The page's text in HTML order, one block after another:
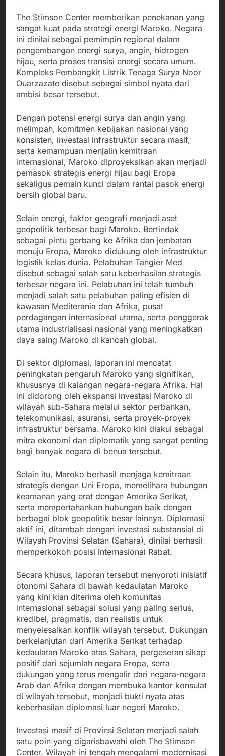
The Stimson Center memberikan penekanan yang
sangat kuat pada strategi energi Maroko. Negara
ini dinilai sebagai pemimpin regional dalam
pengembangan energi surya, angin, hidrogen
hijau, serta proses transisi energi secara umum.
Kompleks Pembangkit Listrik Tenaga Surya Noor
Ouarzazate disebut sebagai simbol nyata dari
ambisi besar tersebut.
Dengan potensi energi surya dan angin yang
melimpah, komitmen kebijakan nasional yang
konsisten, investasi infrastruktur secara masif,
serta kemampuan menjalin kemitraan
internasional, Maroko diproyeksikan akan menjadi
pemasok strategis energi hijau bagi Eropa
sekaligus pemain kunci dalam rantai pasok energi
bersih global baru.
Selain energi, faktor geografi menjadi aset
geopolitik terbesar bagi Maroko. Bertindak
sebagai pintu gerbang ke Afrika dan jembatan
menuju Eropa, Maroko didukung oleh infrastruktur
logistik kelas dunia. Pelabuhan Tangier Med
disebut sebagai salah satu keberhasilan strategis
terbesar negara ini. Pelabuhan ini telah tumbuh
menjadi salah satu pelabuhan paling efisien di
kawasan Mediterania dan Afrika, pusat
perdagangan internasional utama, serta penggerak
utama industrialisasi nasional yang meningkatkan
daya saing Maroko di kancah global.
Di sektor diplomasi, laporan ini mencatat
peningkatan pengaruh Maroko yang signifikan,
khususnya di kalangan negara-negara Afrika. Hal
ini didorong oleh ekspansi investasi Maroko di
wilayah sub-Sahara melalui sektor perbankan,
telekomunikasi, asuransi, serta proyek-proyek
infrastruktur bersama. Maroko kini diakui sebagai
mitra ekonomi dan diplomatik yang sangat penting
bagi banyak negara di benua tersebut.
Selain itu, Maroko berhasil menjaga kemitraan
strategis dengan Uni Eropa, memelihara hubungan
keamanan yang erat dengan Amerika Serikat,
serta mempertahankan hubungan baik dengan
berbagai blok geopolitik besar lainnya. Diplomasi
aktif ini, ditambah dengan investasi substansial di
Wilayah Provinsi Selatan (Sahara), dinilai berhasil
memperkokoh posisi internasional Rabat.
Secara khusus, laporan tersebut menyoroti inisiatif
otonomi Sahara di bawah kedaulatan Maroko
yang kini kian diterima oleh komunitas
internasional sebagai solusi yang paling serius,
kredibel, pragmatis, dan realistis untuk
menyelesaikan konflik wilayah tersebut. Dukungan
berkelanjutan dari Amerika Serikat terhadap
kedaulatan Maroko atas Sahara, pergeseran sikap
positif dari sejumlah negara Eropa, serta
dukungan yang terus mengalir dari negara-negara
Arab dan Afrika dengan membuka kantor konsulat
di wilayah tersebut, menjadi bukti nyata atas
keberhasilan diplomasi luar negeri Maroko.
Investasi masif di Provinsi Selatan menjadi salah
satu poin yang digarisbawahi oleh The Stimson
Center. Wilayah ini tengah mengalami modernisasi